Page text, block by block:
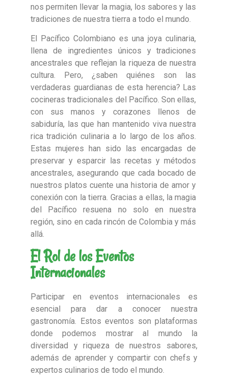
nos permiten llevar la magia, los sabores y las
tradiciones de nuestra tierra a todo el mundo.
El Pacífico Colombiano es una joya culinaria,
llena de ingredientes únicos y tradiciones
ancestrales que reflejan la riqueza de nuestra
cultura. Pero, ¿saben quiénes son las
verdaderas guardianas de esta herencia? Las
cocineras tradicionales del Pacífico. Son ellas,
con sus manos y corazones llenos de
sabiduría, las que han mantenido viva nuestra
rica tradición culinaria a lo largo de los años.
Estas mujeres han sido las encargadas de
preservar y esparcir las recetas y métodos
ancestrales, asegurando que cada bocado de
nuestros platos cuente una historia de amor y
conexión con la tierra. Gracias a ellas, la magia
del Pacífico resuena no solo en nuestra
región, sino en cada rincón de Colombia y más
allá.
El Rol de los Eventos
Internacionales
Participar en eventos internacionales es
esencial para dar a conocer nuestra
gastronomía. Estos eventos son plataformas
donde podemos mostrar al mundo la
diversidad y riqueza de nuestros sabores,
además de aprender y compartir con chefs y
expertos culinarios de todo el mundo.